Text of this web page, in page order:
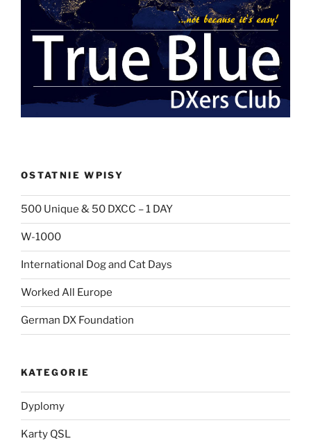
OSTATNIE WPISY
500 Unique & 50 DXCC – 1 DAY
W-1000
International Dog and Cat Days
Worked All Europe
German DX Foundation
KATEGORIE
Dyplomy
Karty QSL